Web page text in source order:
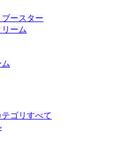
ースター
ーム
ゴリすべて